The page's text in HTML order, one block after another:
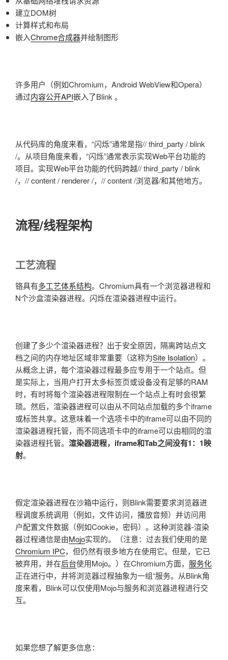
建立DOM树
计算样式和布局
嵌入Chrome合成器并绘制图形
许多用户（例如Chromium，Android WebView和Opera）
通过内容公开API嵌入了Blink。
从代码库的角度来看，“闪烁”通常是指// third_party / blink
/。从项目角度来看，“闪烁”通常表示实现Web平台功能的
项目。实现Web平台功能的代码跨越// third_party / blink
/，// content / renderer /，// content /浏览器/和其他地方。
流程/线程架构
工艺流程
铬具有多工艺体系结构。Chromium具有一个浏览器进程和
N个沙盒渲染器进程。闪烁在渲染器进程中运行。
创建了多少个渲染器进程？出于安全原因，隔离跨站点文
档之间的内存地址区域非常重要（这称为Site Isolation）。
从概念上讲，每个渲染器过程最多应专用于一个站点。但
是实际上，当用户打开太多标签页或设备没有足够的RAM
时，有时将每个渲染器进程限制在一个站点上有时会很繁
琐。然后，渲染器进程可以由从不同站点加载的多个iframe
或标签共享。这意味着一个选项卡中的iframe可以由不同的
渲染器进程托管，而不同选项卡中的iframe可以由相同的渲
染器进程托管。 渲染器进程，iframe和Tab之间没有1：1映
射。
假定渲染器进程在沙箱中运行，则Blink需要要求浏览器进
程调度系统调用（例如，文件访问，播放音频）并访问用
户配置文件数据（例如Cookie，密码）。这种浏览器-渲染
器过程通信是由Mojo实现的。（注意：过去我们使用的是
Chromium IPC，但仍然有很多地方在使用它。但是，它已
被弃用，并在后台使用Mojo。）在Chromium方面， 服务化
正在进行中，并将浏览器过程抽象为一组“服务。从Blink角
度来看，Blink可以仅使用Mojo与服务和浏览器进程进行交
互。
如果您想了解更多信息：